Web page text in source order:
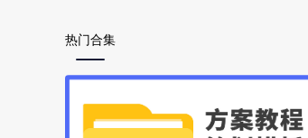
热门合集